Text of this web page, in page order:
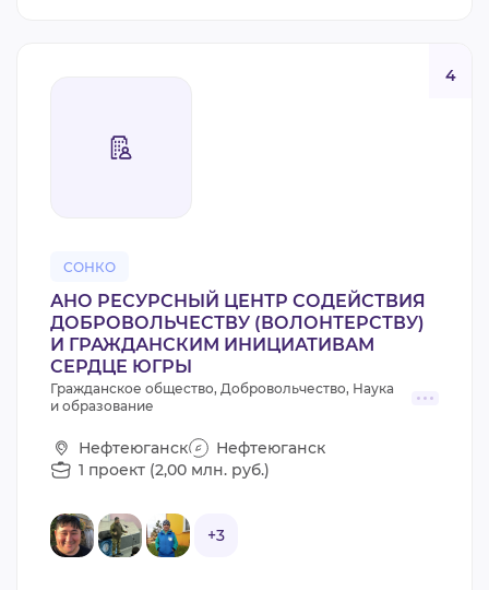
СОНКО
4
АНО РЕСУРСНЫЙ ЦЕНТР СОДЕЙСТВИЯ
ДОБРОВОЛЬЧЕСТВУ (ВОЛОНТЕРСТВУ)
И ГРАЖДАНСКИМ ИНИЦИАТИВАМ
СЕРДЦЕ ЮГРЫ
Гражданское общество, Добровольчество, Наука
и образование
Нефтеюганск
Нефтеюганск
1 проект (2,00 млн. руб.)
+3